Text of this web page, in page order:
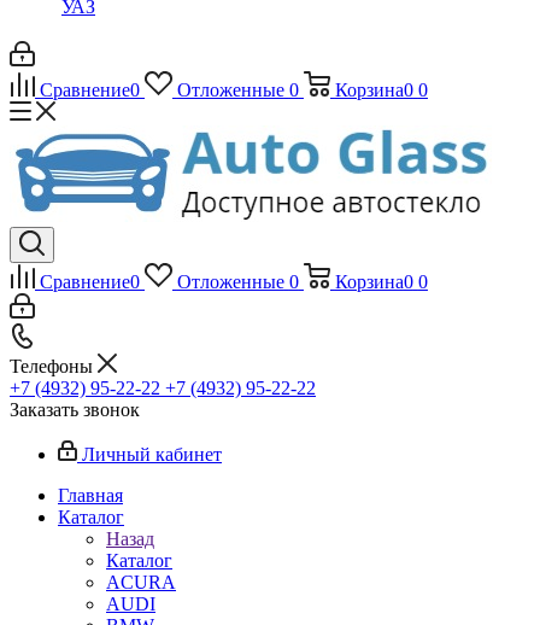
УАЗ
Сравнение0 Отложенные 0 Корзина0 0
Сравнение0 Отложенные 0 Корзина0 0
Телефоны
+7 (4932) 95-22-22 +7 (4932) 95-22-22
Заказать звонок
Личный кабинет
Главная
Каталог
Назад
Каталог
ACURA
AUDI